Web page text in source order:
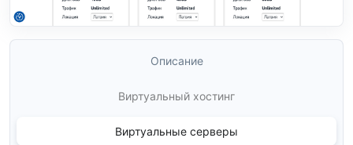
Описание
Виртуальный хостинг
Виртуальные серверы